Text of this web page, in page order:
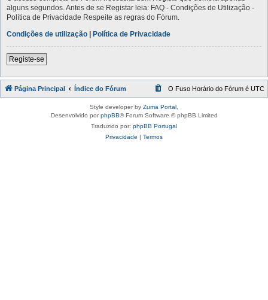
alguns segundos. Antes de se Registar leia: FAQ - Condições de Utilização -
Política de Privacidade Respeite as regras do Fórum.
Condições de utilização | Política de Privacidade
Registe-se
Página Principal Índice do Fórum O Fuso Horário do Fórum é UTC
Style developer by Zuma Portal
Desenvolvido porphpBB® Forum Software © phpBB Limited
Traduzido por: phpBB Portugal
Privacidade | Termos